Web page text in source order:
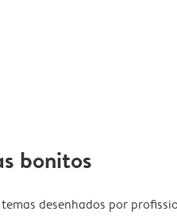
bonitos
desenhados por